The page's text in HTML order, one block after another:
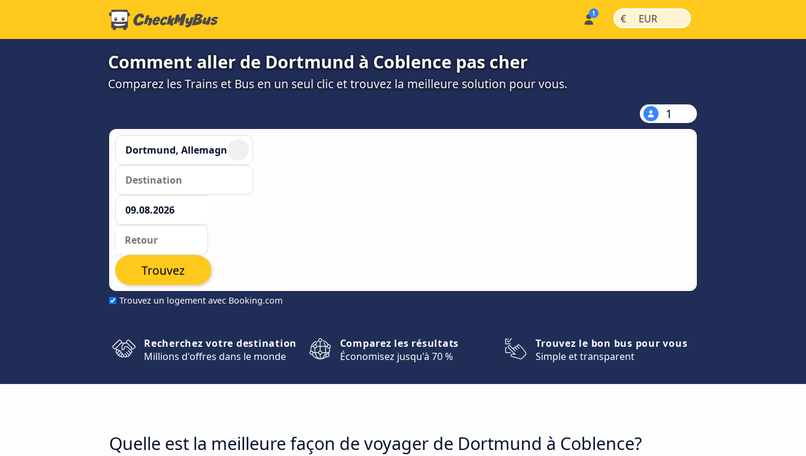
€ | EUR |
Comment aller de Dortmund à Coblence pas cher
Comparez les Trains et Bus en un seul clic et trouvez la meilleure solution pour vous.
1
Trouvez un logement avec Booking.com
Trouvez
Recherchez votre destination
Millions d'offres dans le monde
Comparez les résultats
Économisez jusqu'à 70 %
Trouvez le bon bus pour vous
Simple et transparent
Quelle est la meilleure façon de voyager de Dortmund à Coblence?